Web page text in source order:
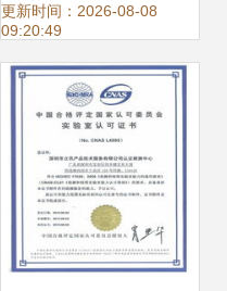
者的协作生态
更新时间：2026-08-08
09:20:49